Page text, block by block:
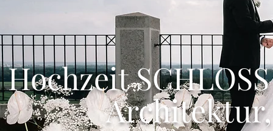
Hochzeit